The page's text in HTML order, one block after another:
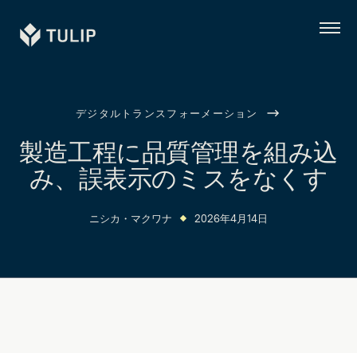
Tulip
メ
デジタルトランスフォーメーション
製造工程に品質管理を組み込
み、誤表示のミスをなくす
ニシカ・マクワナ 2026年4月14日